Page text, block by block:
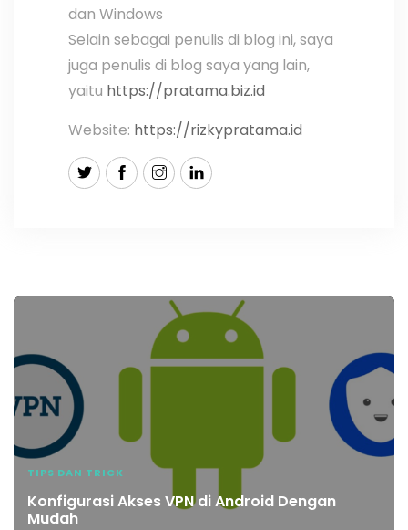
dan Windows
Selain sebagai penulis di blog ini, saya
juga penulis di blog saya yang lain,
yaitu https://pratama.biz.id
Website: https://rizkypratama.id
TIPS DAN TRICK
Konfigurasi Akses VPN di Android Dengan
Mudah